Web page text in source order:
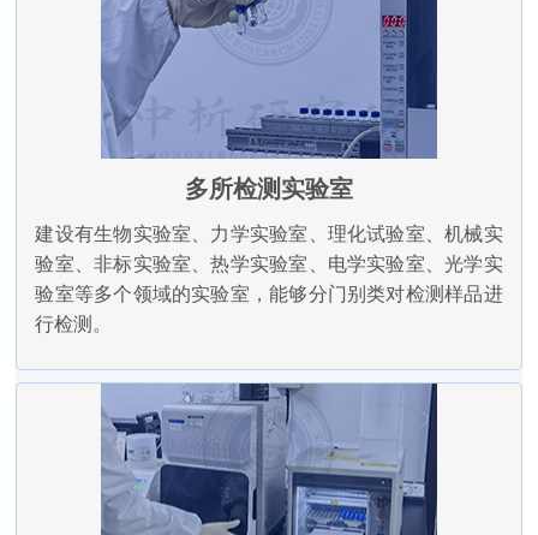
多所检测实验室
建设有生物实验室、力学实验室、理化试验室、机械实
验室、非标实验室、热学实验室、电学实验室、光学实
验室等多个领域的实验室，能够分门别类对检测样品进
行检测。